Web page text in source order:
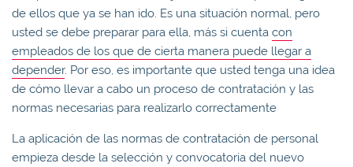
de ellos que ya se han ido. Es una situación normal, pero
usted se debe preparar para ella, más si cuenta con
empleados de los que de cierta manera puede llegar a
depender. Por eso, es importante que usted tenga una idea
de cómo llevar a cabo un proceso de contratación y las
normas necesarias para realizarlo correctamente
La aplicación de las normas de contratación de personal
empieza desde la selección y convocatoria del nuevo